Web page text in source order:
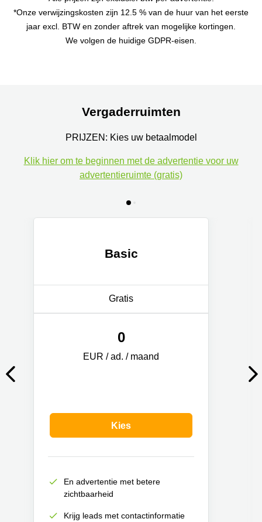
*Onze verwijzingskosten zijn 12.5 % van de huur van het eerste
jaar excl. BTW en zonder aftrek van mogelijke kortingen.
We volgen de huidige GDPR-eisen.
Vergaderruimten
PRIJZEN: Kies uw betaalmodel
Klik hier om te beginnen met de advertentie voor uw
advertentieruimte (gratis)
Basic
Gratis
0
EUR / ad. / maand
Kies
En advertentie met betere
zichtbaarheid
Krijg leads met contactinformatie